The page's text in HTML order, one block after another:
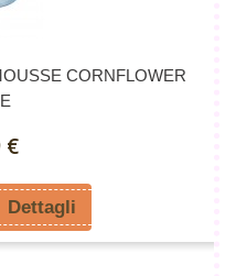
CORNFLOWER
€
Dettagli